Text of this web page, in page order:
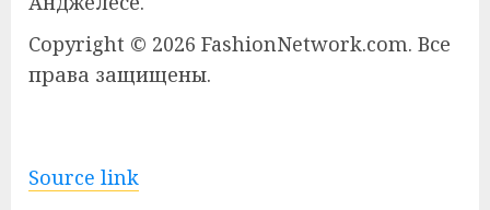
Copyright © 2026 FashionNetwork.com. Все
права защищены.
Source link